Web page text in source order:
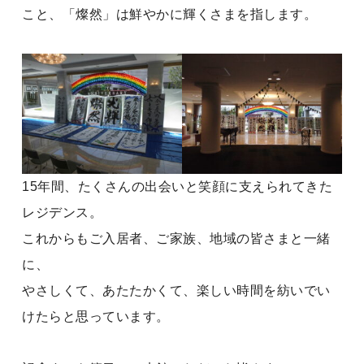
こと、「燦然」は鮮やかに輝くさまを指します。
15年間、たくさんの出会いと笑顔に支えられてきた
レジデンス。
これからもご入居者、ご家族、地域の皆さまと一緒
に、
やさしくて、あたたかくて、楽しい時間を紡いでい
けたらと思っています。